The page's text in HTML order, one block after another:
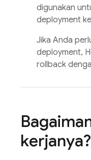
digunakan
deployment
Jika Anda
deployment,
rollback
kerjanya?